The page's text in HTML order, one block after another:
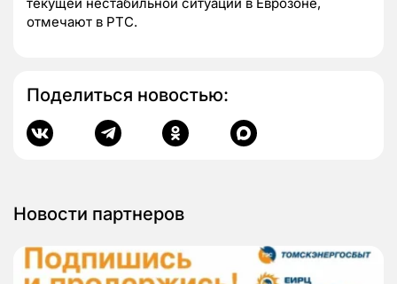
текущей нестабильной ситуации в Еврозоне,
отмечают в РТС.
Поделиться новостью:
Новости партнеров